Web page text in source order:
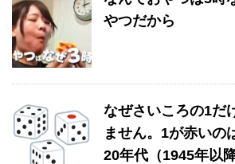
やつだから
なぜさいころの1だ
ません。1が赤いの
20年代（1945年以